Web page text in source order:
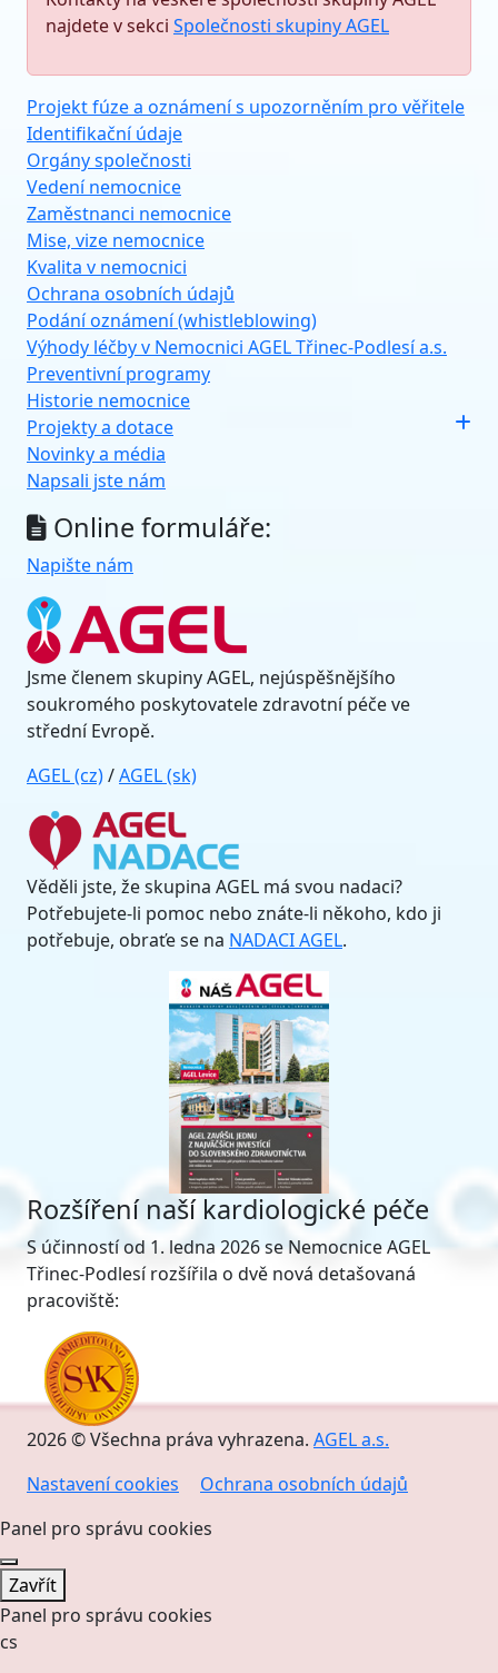
najdete v sekci Společnosti skupiny AGEL
Projekt fúze a oznámení s upozorněním pro věřitele
Identifikační údaje
Orgány společnosti
Vedení nemocnice
Zaměstnanci nemocnice
Mise, vize nemocnice
Kvalita v nemocnici
Ochrana osobních údajů
Podání oznámení (whistleblowing)
Výhody léčby v Nemocnici AGEL Třinec-Podlesí a.s.
Preventivní programy
Historie nemocnice
Projekty a dotace
Novinky a média
Napsali jste nám
Online formuláře:
Napište nám
Jsme členem skupiny AGEL, nejúspěšnějšího
soukromého poskytovatele zdravotní péče ve
střední Evropě.
AGEL (cz)/AGEL (sk)
Věděli jste, že skupina AGEL má svou nadaci?
Potřebujete-li pomoc nebo znáte-li někoho, kdo ji
potřebuje, obraťe se na NADACI AGEL.
Rozšíření naší kardiologické péče
S účinností od 1. ledna 2026 se Nemocnice AGEL
Třinec-Podlesí rozšířila o dvě nová detašovaná
pracoviště:
2026 © Všechna práva vyhrazena. AGEL a.s.
Nastavení cookies
Ochrana osobních údajů
Panel pro správu cookies
Zavřít
Panel pro správu cookies
cs